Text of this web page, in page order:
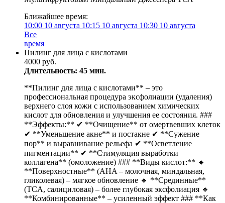
Ближайшее время:
10:00 10 августа 10:15 10 августа 10:30 10 августа
Все
время
Пилинг для лица с кислотами
4000 руб.
Длительность: 45 мин.
**Пилинг для лица с кислотами** – это
профессиональная процедура эксфолиации (удаления)
верхнего слоя кожи с использованием химических
кислот для обновления и улучшения ее состояния. ###
**Эффекты:** ✔ **Очищение** от омертвевших клеток
✔ **Уменьшение акне** и постакне ✔ **Сужение
пор** и выравнивание рельефа ✔ **Осветление
пигментации** ✔ **Стимуляция выработки
коллагена** (омоложение) ### **Виды кислот:** 🔹
**Поверхностные** (AHA – молочная, миндальная,
гликолевая) – мягкое обновление 🔹 **Срединные**
(TCA, салициловая) – более глубокая эксфолиация 🔹
**Комбинированные** – усиленный эффект ### **Как